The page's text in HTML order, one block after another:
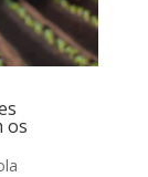
os